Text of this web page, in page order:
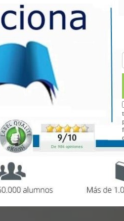
de forma eficiente, tener todo
otros de los objetivos a alcanzar.